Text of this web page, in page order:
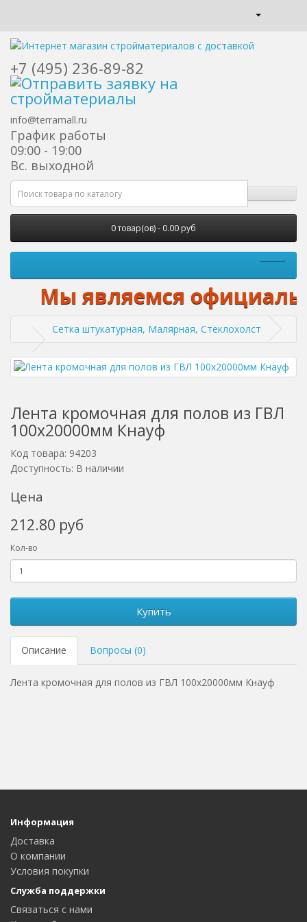
+7 (495) 236-89-82
info@terramall.ru
График работы
09:00 - 19:00
Вс. выходной
0 товар(ов) - 0.00 руб
Мы являемся
Сетка штукатурная, Малярная, Стеклохолст
Лента кромочная для полов из ГВЛ
100х20000мм Кнауф
Код товара: 94203
Доступность: В наличии
Цена
212.80 руб
Кол-во
Купить
Описание Вопросы (0)
Лента кромочная для полов из ГВЛ 100х20000мм Кнауф
Информация
Доставка
О компании
Условия покупки
Служба поддержки
Связаться с нами